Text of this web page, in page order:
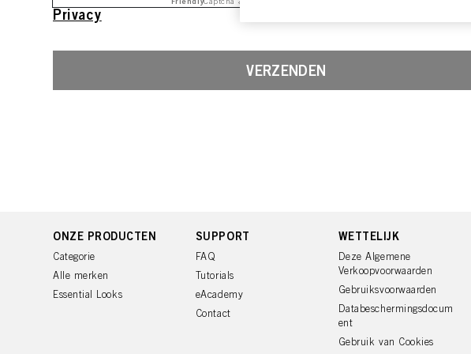
Privacy
VERZENDEN
ONZE PRODUCTEN
Categorie
Alle merken
Essential Looks
SUPPORT
FAQ
Tutorials
eAcademy
Contact
WETTELIJK
Deze Algemene
Verkoopvoorwaarden
Gebruiksvoorwaarden
Databeschermingsdocum
ent
Gebruik van Cookies
toekomst intrekken door cookies op onze website uit